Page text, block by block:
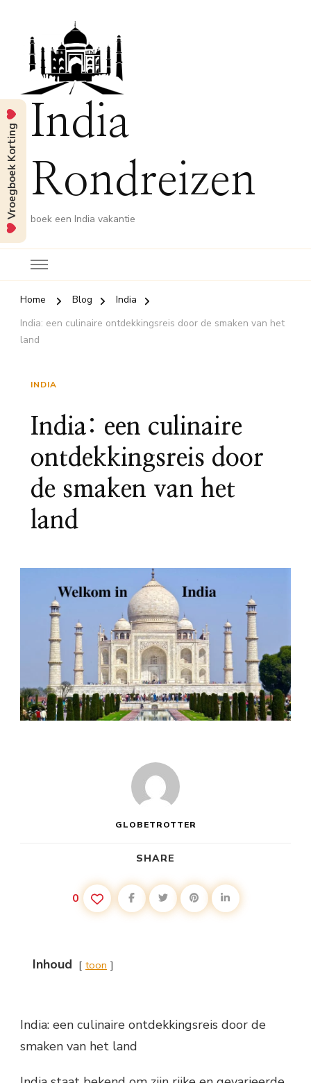
India
Rondreizen
boek een India vakantie
Home Blog
India
India: een culinaire ontdekkingsreis door de smaken van het
land
INDIA
India: een culinaire
ontdekkingsreis door
de smaken van het
land
GLOBETROTTER
SHARE
0
Inhoud toon
India: een culinaire ontdekkingsreis door de
smaken van het land
Vroegboek Korting